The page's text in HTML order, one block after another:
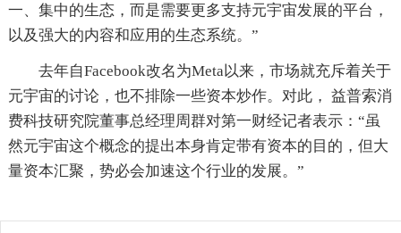
一、集中的生态，而是需要更多支持元宇宙发展的平台，
以及强大的内容和应用的生态系统。”
去年自Facebook改名为Meta以来，市场就充斥着关于
元宇宙的讨论，也不排除一些资本炒作。对此， 益普索消
费科技研究院董事总经理周群对第一财经记者表示：“虽
然元宇宙这个概念的提出本身肯定带有资本的目的，但大
量资本汇聚，势必会加速这个行业的发展。”